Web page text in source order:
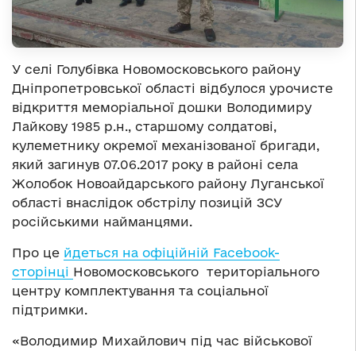
У селі Голубівка Новомосковського району
Дніпропетровської області відбулося урочисте
відкриття меморіальної дошки Володимиру
Лайкову 1985 р.н., старшому солдатові,
кулеметнику окремої механізованої бригади,
який загинув 07.06.2017 року в районі села
Жолобок Новоайдарського району Луганської
області внаслідок обстрілу позицій ЗСУ
російськими найманцями.
Про це йдеться на офіційній Facebook-
сторінці Новомосковського територіального
центру комплектування та соціальної
підтримки.
«Володимир Михайлович під час військової